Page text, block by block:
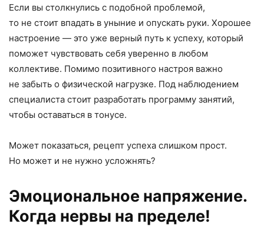
Если вы столкнулись с подобной проблемой,
то не стоит впадать в уныние и опускать руки. Хорошее
настроение — это уже верный путь к успеху, который
поможет чувствовать себя уверенно в любом
коллективе. Помимо позитивного настроя важно
не забыть о физической нагрузке. Под наблюдением
специалиста стоит разработать программу занятий,
чтобы оставаться в тонусе.
Может показаться, рецепт успеха слишком прост.
Но может и не нужно усложнять?
Эмоциональное напряжение.
Когда нервы на пределе!